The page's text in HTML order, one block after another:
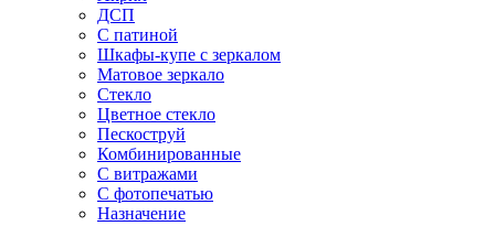
ДСП
С патиной
Шкафы-купе с зеркалом
Матовое зеркало
Стекло
Цветное стекло
Пескоструй
Комбинированные
С витражами
С фотопечатью
Назначение